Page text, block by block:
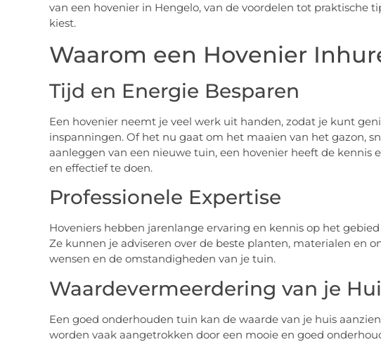
van een hovenier in Hengelo, van de voordelen tot praktische
kiest.
Waarom een Hovenier
Tijd en Energie Besparen
Een hovenier neemt je veel werk uit handen, zodat je kunt
inspanningen. Of het nu gaat om het maaien van het gazon,
aanleggen van een nieuwe tuin, een hovenier heeft de kennis
en effectief te doen.
Professionele Expertise
Hoveniers hebben jarenlange ervaring en kennis op het
Ze kunnen je adviseren over de beste planten, materialen en
wensen en de omstandigheden van je tuin.
Waardevermeerdering van je
Een goed onderhouden tuin kan de waarde van je huis
worden vaak aangetrokken door een mooie en goed